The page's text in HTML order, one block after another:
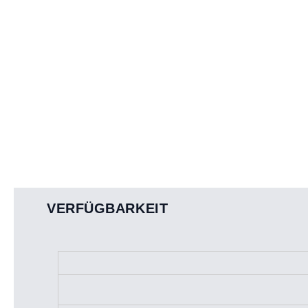
VERFÜGBARKEIT